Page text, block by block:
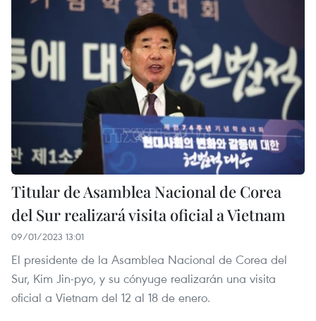
Titular de Asamblea Nacional de Corea
del Sur realizará visita oficial a Vietnam
09/01/2023 13:01
El presidente de la Asamblea Nacional de Corea del
Sur, Kim Jin-pyo, y su cónyuge realizarán una visita
oficial a Vietnam del 12 al 18 de enero.